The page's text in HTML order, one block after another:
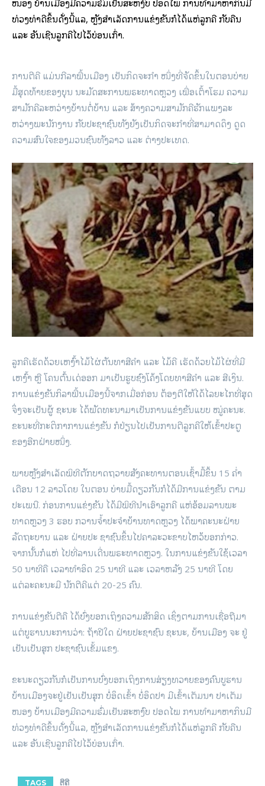
ທ່ວງທ່າດີຂຶ້ນດັ່ງ​ນີ້ແລ, ຫຼັງສຳເລັດການແຂ່ງຂັນກໍໄດ້ແຫ່ລູກຄີ ກັບຄືນ
ແລະ ອັນເຊີນລູກຄີໄປໄວ້ບ່ອນເກົ່າ.
ການຕີຄີ ແມ່ນກີລາພື້ນເມືອງ ເປັນກິດຈະກຳ ໜຶ່ງທີ່ຈັດຂຶ້ນໃນຕອນບ່າຍ
ມື້ສຸດທ້າຍຂອງບຸນ ນະມັດສະການພຣະທາດຫຼວງ ເພື່ອເຕົ້າໂຮມ ຄວາມ
ສາມັກຄີລະຫວ່າງບ້ານຕໍ່ບ້ານ ແລະ ສ້າງຄວາມສາມັກຄີຮັກແພງລະ
ຫວ່າງພະນັກງານ ກັບປະຊາຊົນທັງຍັງເປັນກິດຈະກຳທີ່ສາມາດດຶງ ດູດ
ຄວາມສົນໃຈຂອງມວນຊົນທັງລາວ ແລະ ຕ່າງປະເທດ.
ລູກຄີເຮັດດ້ວຍເຫງົ້າໄມ້ໄຜ່ຕັນທາສີຄຳ ແລະ ໄມ້ຄີ ເຮັດດ້ວຍໄມ້ໄຜ່ທີ່ມີ
ເຫງົ້າ ຫຼື ໂຄນຕົ້ນເດ່ອອກ ມາເປັນຮູບຊົງໂຄ້ງໂດຍທາສີຄຳ ແລະ ສີເງິນ.
ການແຂ່ງຂັນກິລາພື້ນເມືອງນີ້ຈາກເມື່ອກ່ອນ ຕ້ອງຕີໃຫ້ໄດ້ໄລຍະໄກທີ່ສຸດ
ຈຶ່ງຈະເປັນຜູ້ ຊະນະ ໄດ້ພັດທະນາມາເປັນການແຂ່ງຂັນແບບ ໝູ່ຄະນະ.
ຂະນະທີ່ກະຕິກາການແຂ່ງຂັນ ກໍປ່ຽນໄປເປັນການຕີລູກຄີໃຫ້ເຂົ້າປະຕູ
ຂອງອີກຝ່າຍໜຶ່ງ.
ພາຍຫຼັງສຳເລັດພິທີຕັກບາດຖວາຍສັງຄະທານຕອນເຊົ້າມື້ຂຶ້ນ 15 ຄໍ່າ
ເດືອນ 12 ລາວໂດຍ ໃນຕອນ ບ່າຍມື້ດຽວກັນກໍໄດ້ມີການແຂ່ງຂັນ ຕາມ
ປະເພນີ. ກ່ອນການແຂ່ງຂັນ ໄດ້ມີພິທີນຳເອົາລູກຄີ ແຫ່ອ້ອມລານພະ
ທາດຫຼວງ 3 ຮອບ ກວານຈໍ້າປະຈຳບ້ານທາດຫຼວງ ໄດ້ພາຄະນະຝ່າຍ
ລັດຖະບານ ແລະ ຝ່າຍປະ ຊາຊົນຂຶ້ນໄປຄາລະວະຂາບໄຫວ້ບອກກ່າວ.
ຈາກນັ້ນກໍແຫ່ ໄປທີ່ລານເດີ່ນພຣະທາດຫຼວງ. ໃນການແຂ່ງຂັນໃຊ້ເວລາ
50 ນາທີຄື ເວລາທຳອິດ 25 ນາທີ ແລະ ເວລາຫລັງ 25 ນາທີ ໂດຍ
ແຕ່ລະຄະນະມີ ນັກຕີຄີແຕ່ 20-25 ຄົນ.
ການແຂ່ງຂັນຕີຄື ໄດ້ບົ່ງບອກເຖິງຄວາມສັກສິດ ເຊິ່ງຕາມການເຊື່ອຖືມາ
ແຕ່ບູຮານນະການວ່າ: ຖ້າປີໃດ ຝ່າຍປະຊາຊົນ ຊະນະ, ບ້ານເມືອງ ຈະ ຢູ່
ເຢັນເປັນສຸກ ປະຊາຊົນເຂັ້ມແຂງ.
ຂະນະດຽວກັນກໍເປັນການບົ່ງບອກເຖິງການສ່ຽງທວາຍຂອງຄົນບູຮານ
ບ້ານເມືອງຈະຢູ່ເຢັນເປັນສຸກ ບໍ່ອຶດເຂົ້າ ບໍ່ອຶດປາ ມີເຂົ້າເຕັມນາ ປາເຕັມ
ໜອງ ບ້ານເມືອງມີຄວາມຮົ່ມເຢັນສະຫງົບ ປອດໄພ ການທຳມາຫາກິນມີ
ທ່ວງທ່າດີຂຶ້ນດັ່ງ​ນີ້ແລ, ຫຼັງສຳເລັດການແຂ່ງຂັນກໍໄດ້ແຫ່ລູກຄີ ກັບຄືນ
ແລະ ອັນເຊີນລູກຄີໄປໄວ້ບ່ອນເກົ່າ.
TAGS ຕີຄີ